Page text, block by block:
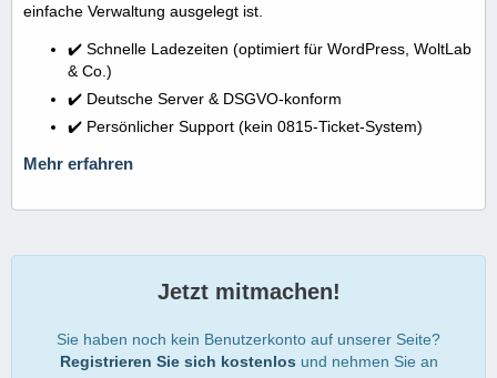
einfache Verwaltung ausgelegt ist.
✔️ Schnelle Ladezeiten (optimiert für WordPress, WoltLab
& Co.)
✔️ Deutsche Server & DSGVO-konform
✔️ Persönlicher Support (kein 0815-Ticket-System)
Mehr erfahren
Jetzt mitmachen!
Sie haben noch kein Benutzerkonto auf unserer Seite?
Registrieren Sie sich kostenlos und nehmen Sie an